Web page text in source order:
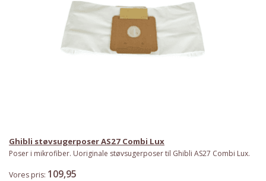
Ghibli støvsugerposer AS27 Combi Lux
Poser i mikrofiber. Uoriginale støvsugerposer til Ghibli AS27 Combi Lux.
Vores pris: 109,95